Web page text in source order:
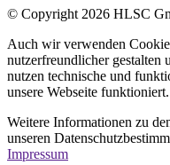
© Copyright 2026 HLSC
Auch wir verwenden
nutzerfreundlicher gestalten
nutzen technische und
unsere Webseite funktioniert.
Weitere Informationen zu
unseren
Impressum